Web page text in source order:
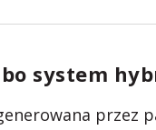
system
przez